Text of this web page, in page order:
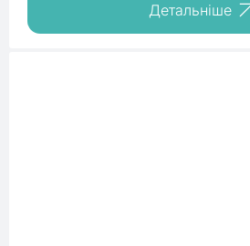
Детальніше